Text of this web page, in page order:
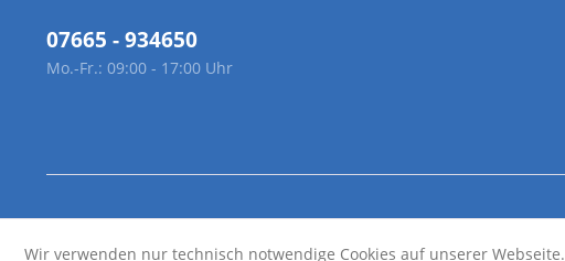
07665 - 934650
Mo.-Fr.: 09:00 - 17:00 Uhr
Wir verwenden nur technisch notwendige Cookies auf unserer Webseite.